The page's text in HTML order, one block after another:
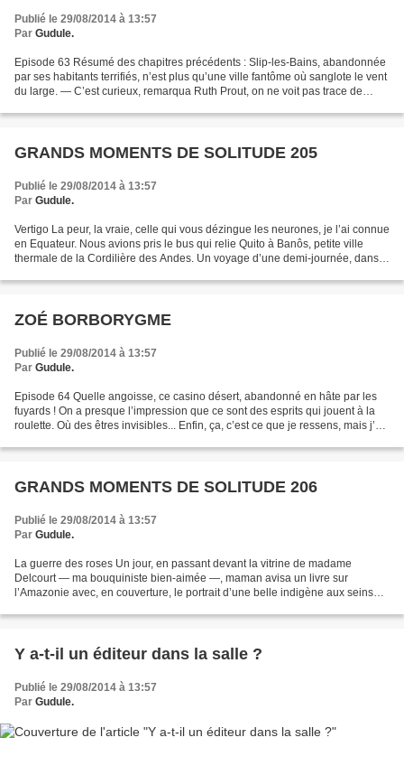
Publié le 29/08/2014 à 13:57
Par Gudule.
Episode 63 Résumé des chapitres précédents : Slip-les-Bains, abandonnée
par ses habitants terrifiés, n’est plus qu’une ville fantôme où sanglote le vent
du large. — C’est curieux, remarqua Ruth Prout, on ne voit pas trace de
GRANDS MOMENTS DE SOLITUDE 205
Publié le 29/08/2014 à 13:57
Par Gudule.
Vertigo La peur, la vraie, celle qui vous dézingue les neurones, je l’ai connue
en Equateur. Nous avions pris le bus qui relie Quito à Banôs, petite ville
thermale de la Cordilière des Andes. Un voyage d’une demi-journée, dans
ZOÉ BORBORYGME
Publié le 29/08/2014 à 13:57
Par Gudule.
Episode 64 Quelle angoisse, ce casino désert, abandonné en hâte par les
fuyards ! On a presque l’impression que ce sont des esprits qui jouent à la
roulette. Où des êtres invisibles... Enfin, ça, c’est ce que je ressens, mais j’ai
GRANDS MOMENTS DE SOLITUDE 206
Publié le 29/08/2014 à 13:57
Par Gudule.
La guerre des roses Un jour, en passant devant la vitrine de madame
Delcourt — ma bouquiniste bien-aimée —, maman avisa un livre sur
l’Amazonie avec, en couverture, le portrait d’une belle indigène aux seins
Y a-t-il un éditeur dans la salle ?
Publié le 29/08/2014 à 13:57
Par Gudule.